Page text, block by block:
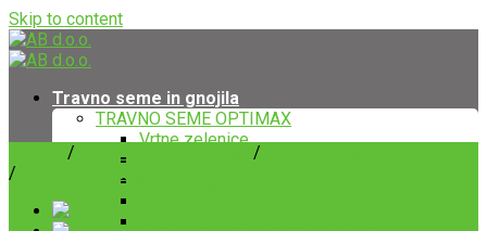
Skip to content
Travno seme in gnojila
TRAVNO SEME OPTIMAX
Vrtne zelenice
Nogometna igrišča, športne zelenice
/ NAMAKALNI SISTEMI /
/
Ventili in ventilski jaški